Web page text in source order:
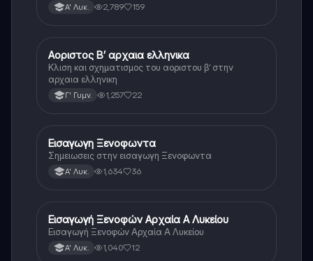
Α' Λυκ. 2,789 159
Αρχαία Ελληνικά
Αοριστος Β’ αρχαια ελληνικα
Κλιση και σχηματισμος του αοριστου β’ στην
αρχαια ελληνικη
Γ' Γυμν. 1,257 22
Αρχαία Ελληνικά
Εισαγωγη Ξενοφωντα
Σημειωσεις στην εισαγωγη Ξενοφωντα
Α' Λυκ. 1,634 36
Αρχαία Ελληνικά
Εισαγωγή Ξενοφών Αρχαία Α Λυκείου
Εισαγωγή Ξενοφών Αρχαία Α Λυκείου
Α' Λυκ. 1,040 12